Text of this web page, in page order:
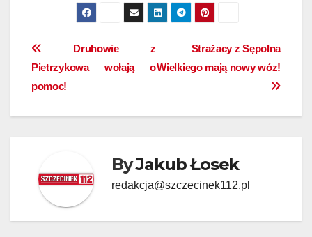
Nawigacja
wpisu
Strażacy z Sępolna
Wielkiego mają nowy wóz!
Druhowie z
Pietrzykowa wołają o
pomoc!
ByJakub Łosek
redakcja@szczecinek112.pl